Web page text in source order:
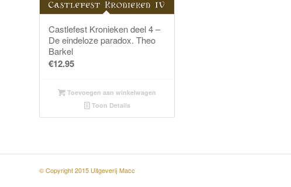
Castlefest Kronieken deel 4 –
De eindeloze paradox. Theo
Barkel
€12.95
Toevoegen aan winkelwagen
Toon Details
© Copyright 2015 Uitgeverij Macc